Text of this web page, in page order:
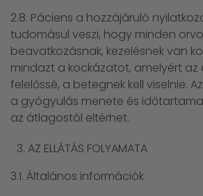
2.8. Páciens a hozzájáruló
tudomásul veszi, hogy minden
beavatkozásnak, kezelésnek van
mindazt a kockázatot, amelyért
felelőssé, a betegnek kell viselnie.
a gyógyulás menete és
az átlagostól eltérhet.
AZ ELLÁTÁS FOLYAMATA
3.1. Általános információk